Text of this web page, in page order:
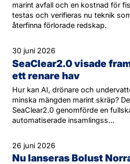
marint avfall och en kostnad för
testas och verifieras nu teknik
återfinna förlorade redskap.
30 juni 2026
SeaClear2.0 visade
ett renare hav
Hur kan AI, drönare och
minska mängden marint skräp?
SeaClear2.0 genomförde en
automatiserade insamlingss...
26 juni 2026
Nu lanseras Bolust